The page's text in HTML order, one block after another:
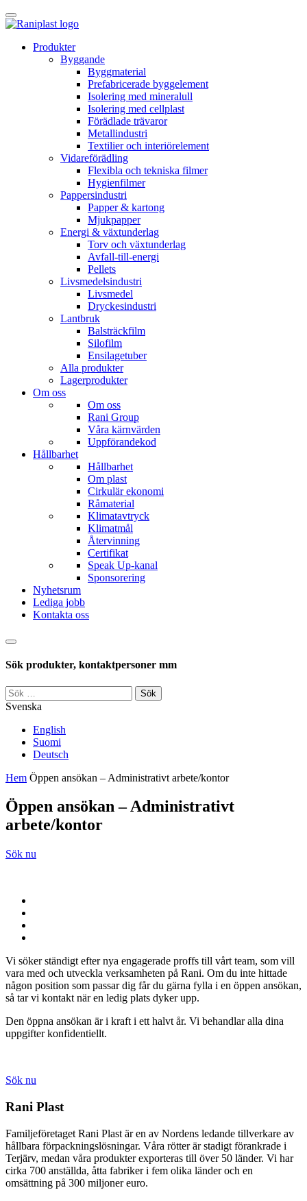
Skip
to
Produkter
Byggande
Byggmaterial
Prefabricerade byggelement
Isolering med mineralull
Isolering med cellplast
Förädlade trävaror
Metallindustri
Textilier och interiörelement
Vidareförädling
Flexibla och tekniska filmer
Hygienfilmer
Pappersindustri
Papper & kartong
Mjukpapper
Energi & växtunderlag
Torv och växtunderlag
Avfall-till-energi
Pellets
Livsmedelsindustri
Livsmedel
Dryckesindustri
Lantbruk
Balsträckfilm
Silofilm
Ensilagetuber
Alla produkter
Lagerprodukter
Om oss
Om oss
Rani Group
Våra kärnvärden
Uppförandekod
Hållbarhet
Hållbarhet
Om plast
Cirkulär ekonomi
Råmaterial
Klimatavtryck
Klimatmål
Återvinning
Certifikat
Speak Up-kanal
Sponsorering
Nyhetsrum
Lediga jobb
Kontakta oss
Sök
Sök produkter, kontaktpersoner mm
Sök
efter:
Svenska
English
Suomi
Deutsch
Hem Öppen ansökan – Administrativt arbete/kontor
Öppen ansökan – Administrativt
arbete/kontor
Sök nu
artikkeli
Vi söker ständigt efter nya engagerade proffs till vårt team, som vill
vara med och utveckla verksamheten på Rani. Om du inte hittade
någon position som passar dig får du gärna fylla i en öppen ansökan,
så tar vi kontakt när en ledig plats dyker upp.
Den öppna ansökan är i kraft i ett halvt år. Vi behandlar alla dina
uppgifter konfidentiellt.
Sök nu
Rani Plast
Familjeföretaget Rani Plast är en av Nordens ledande tillverkare av
hållbara förpackningslösningar. Våra rötter är stadigt förankrade i
Terjärv, medan våra produkter exporteras till över 50 länder. Vi har
cirka 700 anställda, åtta fabriker i fem olika länder och en
omsättning på 300 miljoner euro.